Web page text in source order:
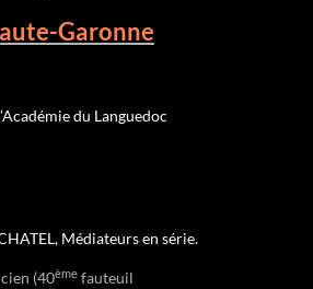
Garonne
du Languedoc
Médiateurs en série.
(40ème fauteuil